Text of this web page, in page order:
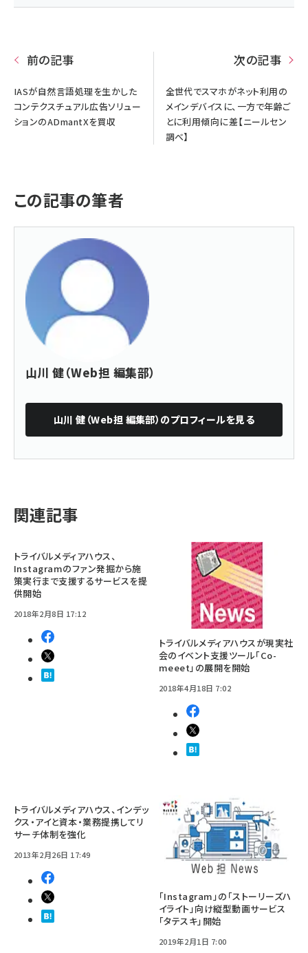
前の記事
IASが自然言語処理を生かした
コンテクスチュアル広告ソリュー
ションのADmantXを買収
次の記事
全世代でスマホがネット利用の
メインデバイスに、一方で年齢ご
とに利用傾向に差【ニールセン
調べ】
この記事の筆者
山川 健（Web担 編集部）
山川 健（Web担 編集部） のプロフィールを見る
関連記事
トライバルメディアハウス、
Instagramのファン発掘から施
策実行まで支援するサービスを提
供開始
2018年2月8日 17:12
トライバルメディアハウスが現実社
会のイベント支援ツール「Co-
meeet」の展開を開始
2018年4月18日 7:02
トライバルメディアハウス、インデッ
クス・アイと資本・業務提携してリ
サーチ体制を強化
2013年2月26日 17:49
「Instagram」の「ストーリーズハ
イライト」向け縦型動画サービス
「タテスキ」開始
2019年2月1日 7:00